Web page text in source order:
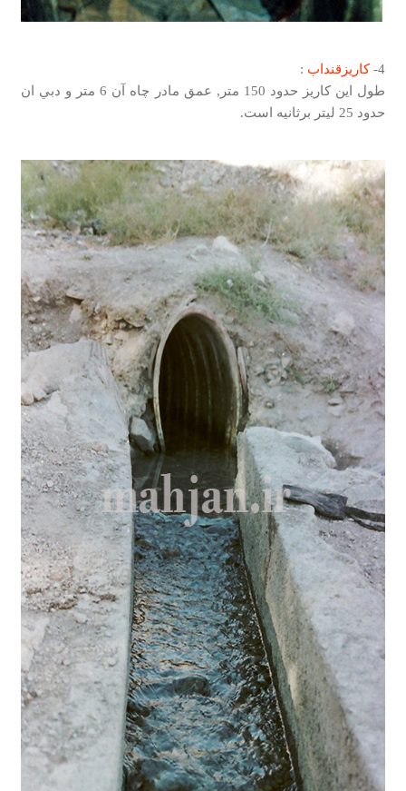
4- كاريزقنداب :
طول اين كاريز حدود 150 متر, عمق مادر چاه آن 6 متر و دبي ان
حدود 25 ليتر برثانيه است.